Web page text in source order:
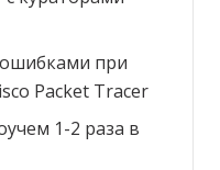
при
Packet Tracer
1-2 раза в